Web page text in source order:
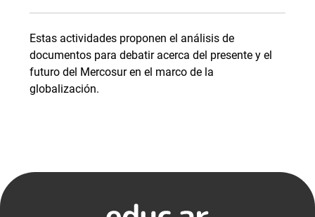
Estas actividades proponen el análisis de
documentos para debatir acerca del presente y el
futuro del Mercosur en el marco de la
globalización.